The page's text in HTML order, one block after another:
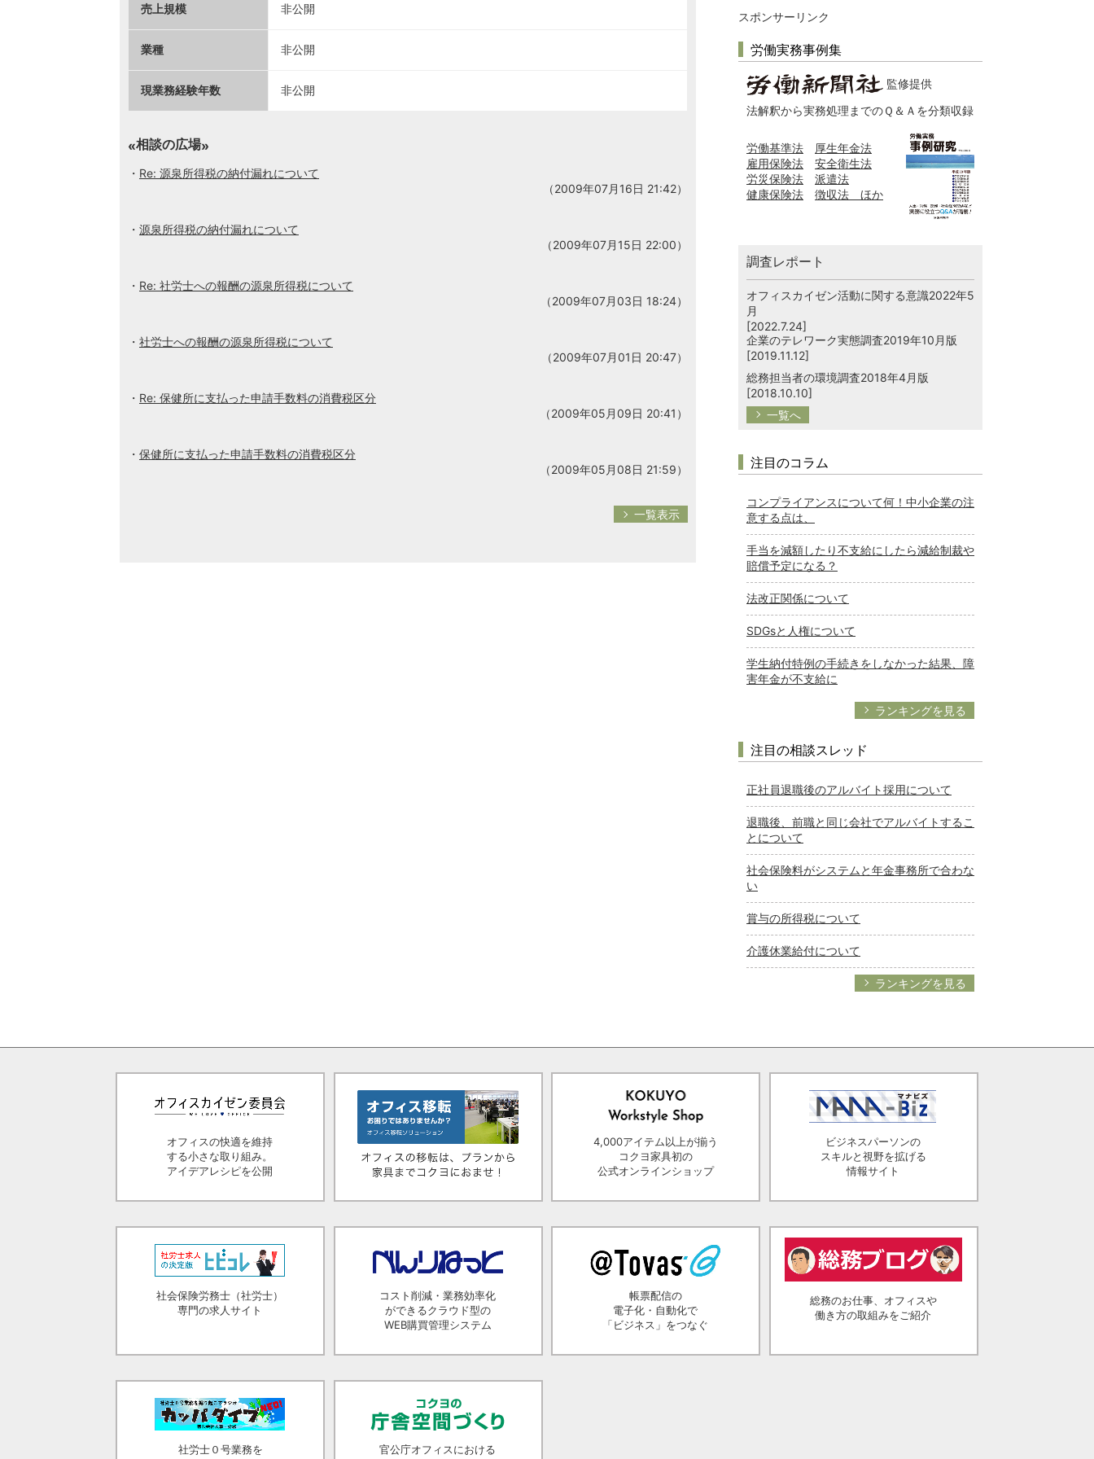
売上規模 非公開
業種 非公開
現業務経験年数 非公開
相談の広場
Re: 源泉所得税の納付漏れについて
（2009年07月16日 21:42）
源泉所得税の納付漏れについて
（2009年07月15日 22:00）
Re: 社労士への報酬の源泉所得税について
（2009年07月03日 18:24）
社労士への報酬の源泉所得税について
（2009年07月01日 20:47）
Re: 保健所に支払った申請手数料の消費税区分
（2009年05月09日 20:41）
保健所に支払った申請手数料の消費税区分
（2009年05月08日 21:59）
一覧表示
スポンサーリンク
労働実務事例集
監修提供
法解釈から実務処理までのＱ＆Ａを分類収録
労働基準法
厚生年金法
雇用保険法
安全衛生法
労災保険法
派遣法
健康保険法
徴収法 ほか
調査レポート
オフィスカイゼン活動に関する意識2022年5
月
[2022.7.24]
企業のテレワーク実態調査2019年10月版
[2019.11.12]
総務担当者の環境調査2018年4月版
[2018.10.10]
一覧へ
注目のコラム
コンプライアンスについて何！中小企業の注
意する点は、
手当を減額したり不支給にしたら減給制裁や
賠償予定になる？
法改正関係について
SDGsと人権について
学生納付特例の手続きをしなかった結果、障
害年金が不支給に
ランキングを見る
注目の相談スレッド
正社員退職後のアルバイト採用について
退職後、前職と同じ会社でアルバイトするこ
とについて
社会保険料がシステムと年金事務所で合わな
い
賞与の所得税について
介護休業給付について
ランキングを見る
オフィスの快適を維持
する小さな取り組み。
アイデアレシピを公開
4,000アイテム以上が揃う
コクヨ家具初の
公式オンラインショップ
ビジネスパーソンの
スキルと視野を拡げる
情報サイト
社会保険労務士（社労士）
専門の求人サイト
コスト削減・業務効率化
ができるクラウド型の
WEB購買管理システム
帳票配信の
電子化・自動化で
「ビジネス」をつなぐ
総務のお仕事、オフィスや
働き方の取組みをご紹介
社労士０号業務を
官公庁オフィスにおける